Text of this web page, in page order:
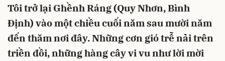
Tôi trở lại Ghềnh Ráng (Quy Nhơn, Bình
Định) vào một chiều cuối năm sau mười năm
đến thăm nơi đây. Những cơn gió trễ nải trên
triền đồi, những hàng cây vi vu như lời mời
Hủy Gửi